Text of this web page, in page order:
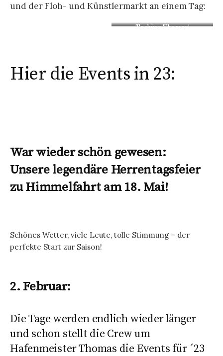
und der Floh- und Künstlermarkt an einem Tag:
Tschüss Thomas!
Hier die Events in 23:
War wieder schön gewesen:
Unsere legendäre Herrentagsfeier
zu Himmelfahrt am 18. Mai!
Schönes Wetter, viele Leute, tolle Stimmung – der
perfekte Start zur Saison!
2. Februar:
Die Tage werden endlich wieder länger
und schon stellt die Crew um
Hafenmeister Thomas die Events für ´23